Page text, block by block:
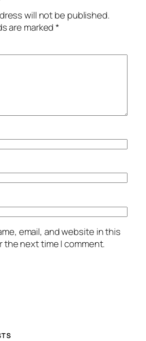
will not be published.
are marked*
email, and website in this
the next time I comment.